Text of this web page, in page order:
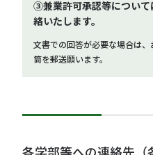
➂兼業許可承認等について
絡いたします。
文書での回答が必要な場合は
筒を郵送願います。